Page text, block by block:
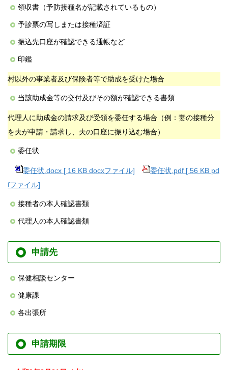
領収書（予防接種名が記載されているもの）
予診票の写しまたは接種済証
振込先口座が確認できる通帳など
印鑑
村以外の事業者及び保険者等で助成を受けた場合
当該助成金等の交付及びその額が確認できる書類
代理人に助成金の請求及び受領を委任する場合（例：妻の接種分
を夫が申請・請求し、夫の口座に振り込む場合）
委任状
委任状.docx [ 16 KB docxファイル]
委任状.pdf [ 56 KB pd
fファイル]
接種者の本人確認書類
代理人の本人確認書類
申請先
保健相談センター
健康課
各出張所
申請期限